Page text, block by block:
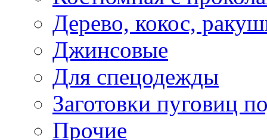
Дерево, кокос,
Джинсовые
Для спецодежды
Заготовки пуговиц
Прочие